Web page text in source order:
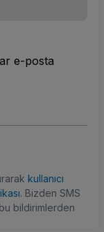
e-posta
kullanıcı
. Bizden SMS
bildirimlerden